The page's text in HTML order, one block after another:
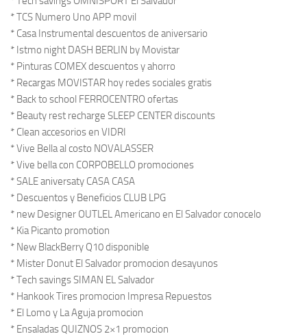
* TCS Numero Uno APP movil
* Casa Instrumental descuentos de aniversario
* Istmo night DASH BERLIN by Movistar
* Pinturas COMEX descuentos y ahorro
* Recargas MOVISTAR hoy redes sociales gratis
* Back to school FERROCENTRO ofertas
* Beauty rest recharge SLEEP CENTER discounts
* Clean accesorios en VIDRI
* Vive Bella al costo NOVALASSER
* Vive bella con CORPOBELLO promociones
* SALE aniversaty CASA CASA
* Descuentos y Beneficios CLUB LPG
* new Designer OUTLEL Americano en El Salvador conocelo
* Kia Picanto promotion
* New BlackBerry Q10 disponible
* Mister Donut El Salvador promocion desayunos
* Tech savings SIMAN EL Salvador
* Hankook Tires promocion Impresa Repuestos
* El Lomo y La Aguja promocion
* Ensaladas QUIZNOS 2×1 promocion